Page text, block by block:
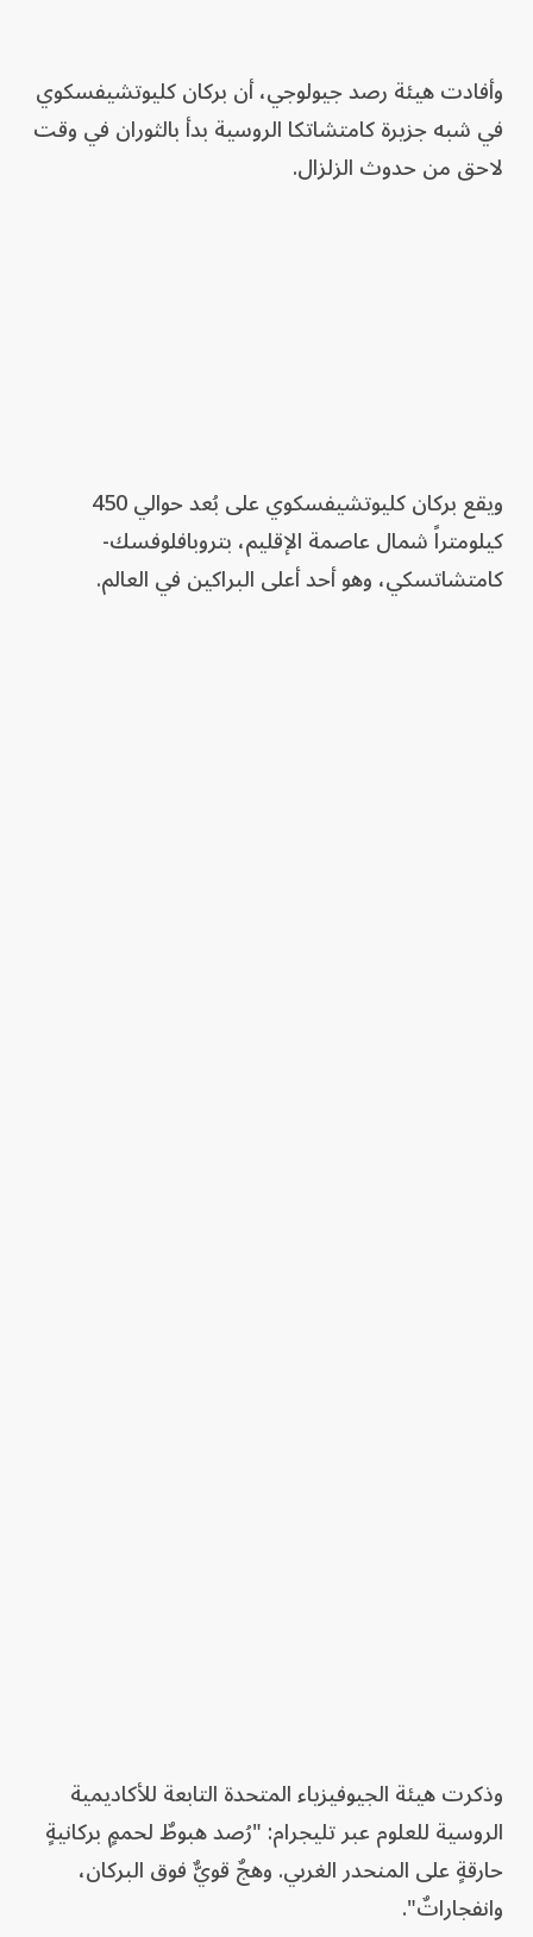
وأفادت هيئة رصد جيولوجي، أن بركان كليوتشيفسكوي
في شبه جزيرة كامتشاتكا الروسية بدأ بالثوران في وقت
لاحق من حدوث الزلزال.
ويقع بركان كليوتشيفسكوي على بُعد حوالي 450
كيلومتراً شمال عاصمة الإقليم، بتروبافلوفسك-
كامتشاتسكي، وهو أحد أعلى البراكين في العالم.
وذكرت هيئة الجيوفيزياء المتحدة التابعة للأكاديمية
الروسية للعلوم عبر تليجرام: "رُصد هبوطٌ لحممٍ بركانيةٍ
حارقةٍ على المنحدر الغربي. وهجٌ قويٌّ فوق البركان،
وانفجاراتٌ".